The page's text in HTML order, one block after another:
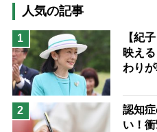
猫が母になつきません
息子の遠距離介護サバイバ
兄がボケました
便利な
予防法
人気の記事
1
【紀
映え
わり
2
認知
い！